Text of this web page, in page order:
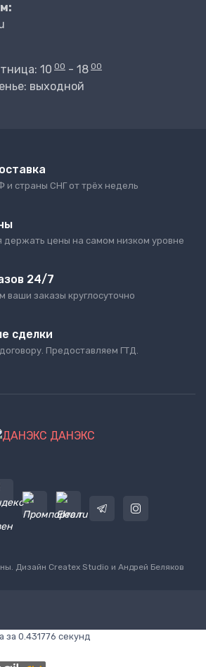
10 00 - 18 00
выходной
и страны СНГ от трёх недель
держать цены на самом низком уровне
24/7
ваши заказы круглосуточно
сделки
Предоставляем ГТД.
ДАНЭКС
Дизайн Createx Studio и Андрей Беляков
за 0.431776 секунд